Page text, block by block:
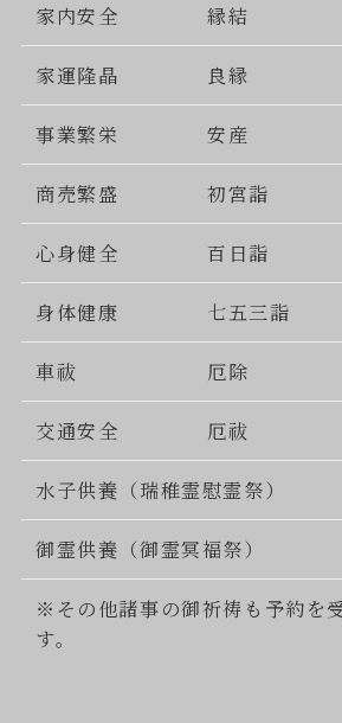
家内安全 縁結
家運隆晶 良縁
事業繁栄 安産
商売繁盛 初宮詣
心身健全 百日詣
身体健康 七五三詣
車祓 厄除
交通安全 厄祓
水子供養（瑞稚霊慰霊祭）
御霊供養（御霊冥福祭）
※その他諸事の御祈祷も予約を
す。